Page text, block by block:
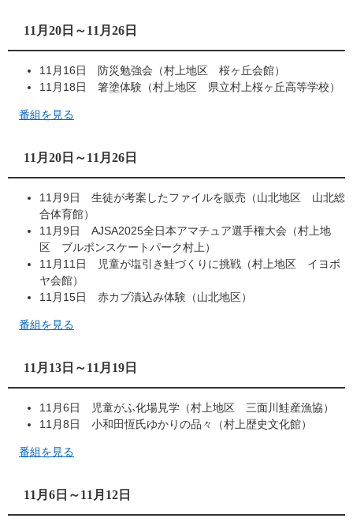
11月20日～11月26日
11月16日 防災勉強会（村上地区 桜ヶ丘会館）
11月18日 箸塗体験（村上地区 県立村上桜ヶ丘高等学校）
番組を見る
11月20日～11月26日
11月9日 生徒が考案したファイルを販売（山北地区 山北総
合体育館）
11月9日 AJSA2025全日本アマチュア選手権大会（村上地
区 ブルボンスケートパーク村上）
11月11日 児童が塩引き鮭づくりに挑戦（村上地区 イヨボ
ヤ会館）
11月15日 赤カブ漬込み体験（山北地区）
番組を見る
11月13日～11月19日
11月6日 児童がふ化場見学（村上地区 三面川鮭産漁協）
11月8日 小和田恆氏ゆかりの品々（村上歴史文化館）
番組を見る
11月6日～11月12日